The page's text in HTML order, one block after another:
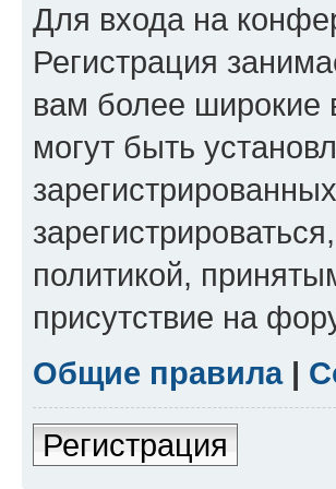
Для входа на
Регистрация
вам более широкие
могут быть
политикой,
присутствие на
Общие правила|
Регистрация